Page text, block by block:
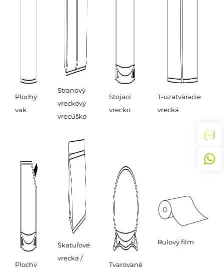
Plochý
vak
Stranový
vreckový
vrecúško
Stojací
vrecko
T-uzatváracie
vrecká
Plochý
Škatuľové
vrecká /
Tvarované
Rulový film